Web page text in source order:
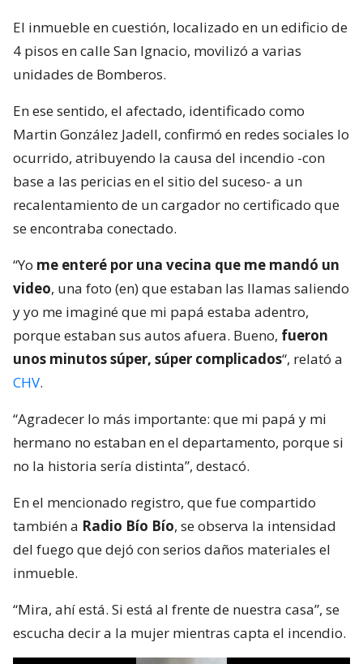
El inmueble en cuestión, localizado en un edificio de
4 pisos en calle San Ignacio, movilizó a varias
unidades de Bomberos.
En ese sentido, el afectado, identificado como
Martin González Jadell, confirmó en redes sociales lo
ocurrido, atribuyendo la causa del incendio -con
base a las pericias en el sitio del suceso- a un
recalentamiento de un cargador no certificado que
se encontraba conectado.
“Yo me enteré por una vecina que me mandó un
video, una foto (en) que estaban las llamas saliendo
y yo me imaginé que mi papá estaba adentro,
porque estaban sus autos afuera. Bueno, fueron
unos minutos súper, súper complicados“, relató a
CHV.
“Agradecer lo más importante: que mi papá y mi
hermano no estaban en el departamento, porque si
no la historia sería distinta”, destacó.
En el mencionado registro, que fue compartido
también a Radio Bío Bío, se observa la intensidad
del fuego que dejó con serios daños materiales el
inmueble.
“Mira, ahí está. Si está al frente de nuestra casa”, se
escucha decir a la mujer mientras capta el incendio.